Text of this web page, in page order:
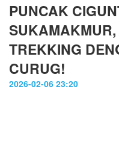
PUNCAK
TREKKING
CURUG!
2026-02-06 23:20